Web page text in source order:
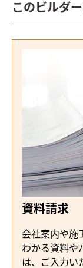
このビルダ
資料請求
会社案内や施
わかる資料や
は、ご入力い